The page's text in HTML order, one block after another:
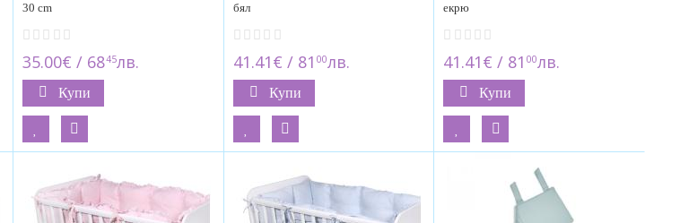
30 cm
35.00€ / 6845лв.
Купи
бял
41.41€ / 81 00лв.
Купи
екрю
41.41€ / 81 00лв.
Купи